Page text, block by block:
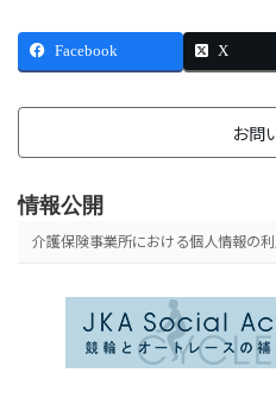
Facebook X
お問
情報公開
介護保険事業所における個人情報の